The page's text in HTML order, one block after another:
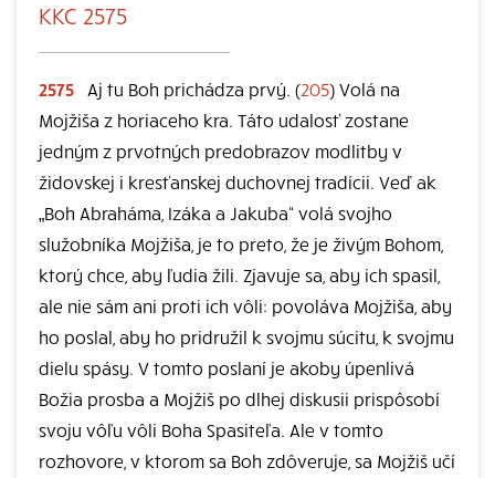
KKC 2575
2575 Aj tu Boh prichádza prvý. (205) Volá na
Mojžiša z horiaceho kra. Táto udalosť zostane
jedným z prvotných predobrazov modlitby v
židovskej i kresťanskej duchovnej tradícii. Veď ak
„Boh Abraháma, Izáka a Jakuba“ volá svojho
služobníka Mojžiša, je to preto, že je živým Bohom,
ktorý chce, aby ľudia žili. Zjavuje sa, aby ich spasil,
ale nie sám ani proti ich vôli: povoláva Mojžiša, aby
ho poslal, aby ho pridružil k svojmu súcitu, k svojmu
dielu spásy. V tomto poslaní je akoby úpenlivá
Božia prosba a Mojžiš po dlhej diskusii prispôsobí
svoju vôľu vôli Boha Spasiteľa. Ale v tomto
rozhovore, v ktorom sa Boh zdôveruje, sa Mojžiš učí